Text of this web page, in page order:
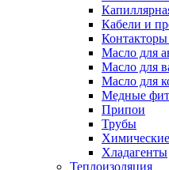
Кабели и
Контакторы
Масло для
Масло для
Масло для
Медные
Припои
Трубы
Хладагенты
Теплоизоляция